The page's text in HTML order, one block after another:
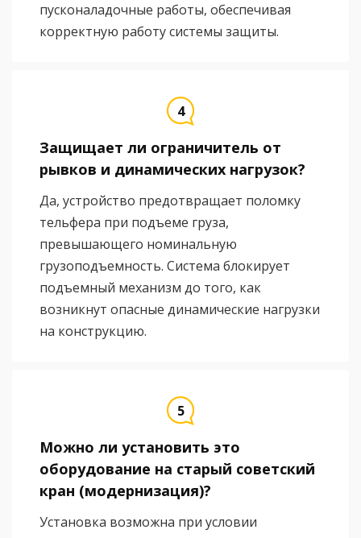
пусконаладочные работы, обеспечивая
корректную работу системы защиты.
Защищает ли ограничитель от
рывков и динамических нагрузок?
Да, устройство предотвращает поломку
тельфера при подъеме груза,
превышающего номинальную
грузоподъемность. Система блокирует
подъемный механизм до того, как
возникнут опасные динамические нагрузки
на конструкцию.
Можно ли установить это
оборудование на старый советский
кран (модернизация)?
Установка возможна при условии